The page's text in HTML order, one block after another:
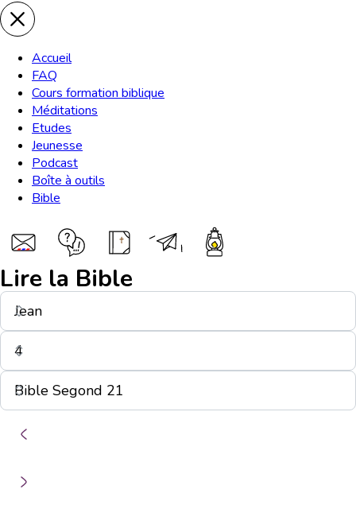
Accueil
FAQ
Cours formation biblique
Méditations
Etudes
Jeunesse
Podcast
Boîte à outils
Bible
Lire la Bible